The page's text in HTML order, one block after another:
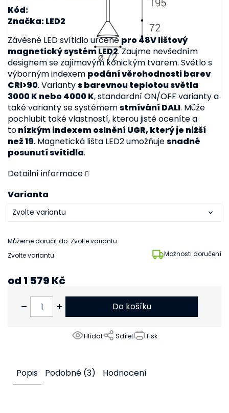
Kód:
Značka: LED2
Zvolte variantu Možnosti doručení
Varianta
Můžeme doručit do: Zvolte variantu
Závěsné LED svítidlo určené pro 48V lištový
magnetický systém LED2. Zaujme nevšedním
designem se zajímavým kónickým tvarem. Světlo s
výborným indexem podání věrohodnosti barev
CRI>90. Variantys barevnou teplotou světla
3000 K nebo 4000 K, standardní ON/OFF varianty a
také varianty se systémemstmívání DALI. Může
pochlubit také vlastností, kterou jistě oceníte a
tonízkým indexem oslnění UGR, který je nižší
než 19. Magnetická lišta LED2 umožňujesnadné
posunutí svítidla.
Detailní informace
Tisk
Hlídat Sdílet
od 1 579 Kč
Do košíku
Popis Podobné (3) Hodnocení